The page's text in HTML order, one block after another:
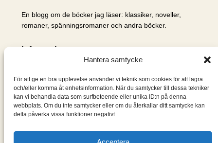
Hantera samtycke
För att ge en bra upplevelse använder vi teknik som cookies för att lagra
och/eller komma åt enhetsinformation. När du samtycker till dessa tekniker
kan vi behandla data som surfbeteende eller unika ID:n på denna
webbplats. Om du inte samtycker eller om du återkallar ditt samtycke kan
detta påverka vissa funktioner negativt.
En blogg om de böcker jag läser: klassiker, noveller,
romaner, spänningsromaner och andra böcker.
Information
Om mig & om bloggen
S
ö
k